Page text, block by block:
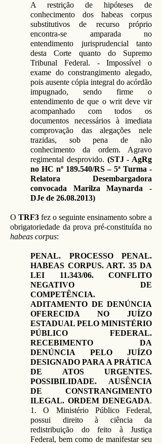
A restrição de hipóteses de
conhecimento dos habeas corpus
substitutivos de recurso próprio
encontra-se amparada no
entendimento jurisprudencial tanto
desta Corte quanto do Supremo
Tribunal Federal. - Impossível o
exame do constrangimento alegado,
pois ausente cópia integral do acórdão
impugnado, sendo firme o
entendimento de que o writ deve vir
acompanhado com todos os
documentos necessários à imediata
comprovação das alegações nele
trazidas, sob pena de não
conhecimento da ordem. Agravo
regimental desprovido. (STJ - AgRg
no HC nº 189.540/RS – 5ª Turma -
Relatora Desembargadora
convocada Marilza Maynarda -
DJe de 26.08.2013)
O TRF3 fez o seguinte ensinamento sobre a
obrigatoriedade da prova pré-constituída no
habeas corpus:
PENAL. PROCESSO PENAL.
HABEAS CORPUS. ART. 35 DA
LEI 11.343/06. CONFLITO
NEGATIVO DE
COMPETÊNCIA.
ADITAMENTO DE DENÚNCIA
OFERECIDA NO JUÍZO
ESTADUAL PELO MINISTÉRIO
PÚBLICO FEDERAL.
RECEBIMENTO DA
DENÚNCIA PELO JUÍZO
DESIGNADO PARA A PRÁTICA
DE ATOS URGENTES.
POSSIBILIDADE. AUSÊNCIA
DE CONSTRANGIMENTO
ILEGAL. ORDEM DENEGADA.
1. O Ministério Público Federal,
possui direito à ciência da
redistribuição do feito à Justiça
Federal, bem como de manifestar seu